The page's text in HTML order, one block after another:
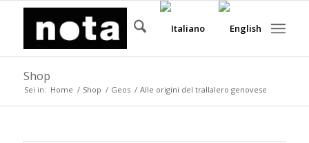
Shop
Sei in: Home / Shop / Geos / Alle origini del trallalero genovese